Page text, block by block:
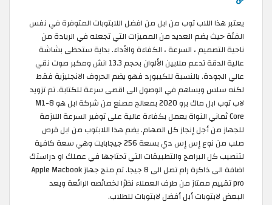
يعتبر هذا اللاب توب من ابل من افضل اللابتوبات المتوفرة في نفس
الفئة حيث يضم العديد من المميزات التي تجعله في الريادة من
ناحية التصميم ، السرعة ، الكفاءة والأداء. بداية ستحظى بشاشة
عالية الدقة تدعم ملايين الألوان بحجم 13.3 انش ومكبر صوت نقي
عالي الجودة. بالنسبة للكيبورد فهو يضم الحروف الانجليزية فقط
لكنه سلس ويساهم في الوصول الى اقصى سرعة للكتابة. تم تزويد
لاب توب ابل ماك برو 2020 بمعالج مصنع من شركة ابل هو M1-8
Core ثماني النواة يعمل بكفاءة عالية على توفير السرعة اللازمة
للجهاز من أجل إنجاز كل المهام. يضم هذا اللابتوب من ابل قرص
صلب من نوع إس إس دي بسعة 256 جيجابايت وهي سعة كافية
لتنصيب كل البرامج والتطبيقات التي تحتاجها في عملك او دراستك
اضافة الى ذاكرة رام تصل الى 8 جيجا. تم منح جهاز Apple Macbook
pro تقييم ممتاز من طرف العملاء نظرًا لخصائصه الرائعة ويعد
البعض لابتوبات أبل أفضل لابتوبات للطلاب.